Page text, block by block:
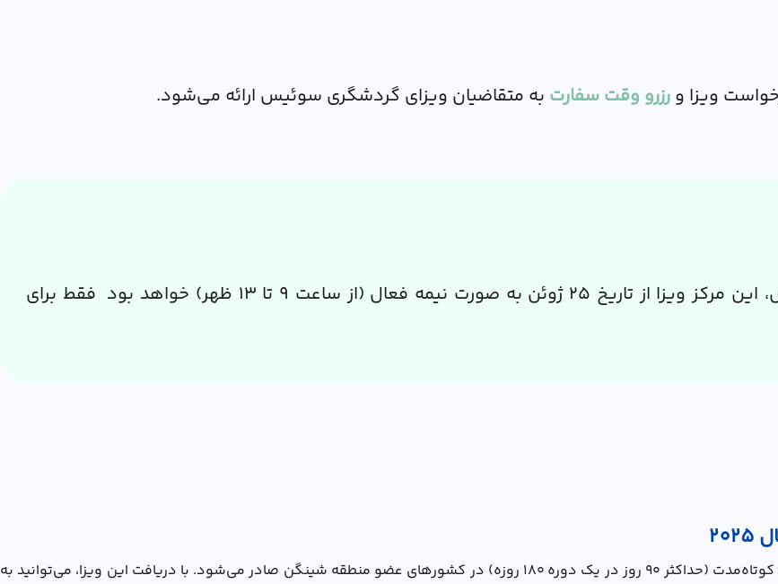
ویزا ورزرو وقت سفارت به متقاضیان ویزای گردشگری سوئیس ارائه می‌شود.
طبق آخرین اطلاعیه کارگزاری VFS درباره ویزای سوئیس، این مرکز ویزا از تاریخ ۲۵ ژوئن به صورت نیمه فعال (از ساعت ۹ تا ۱۳ ظهر) خواهد بود فقط برای
ویزای توریستی سوئیس همان ویزای شینگن نوع C است که برای اقامت کوتاه‌مدت (حداکثر ۹۰ روز در یک دوره ۱۸۰ روزه) در کشورهای عضو منطقه شینگن صادر می‌شود. با دریافت این ویزا، می‌توانید به